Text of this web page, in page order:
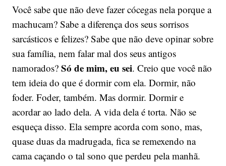
Você sabe que não deve fazer cócegas nela porque a
machucam? Sabe a diferença dos seus sorrisos
sarcásticos e felizes? Sabe que não deve opinar sobre
sua família, nem falar mal dos seus antigos
namorados? Só de mim, eu sei. Creio que você não
tem ideia do que é dormir com ela. Dormir, não
foder. Foder, também. Mas dormir. Dormir e
acordar ao lado dela. A vida dela é torta. Não se
esqueça disso. Ela sempre acorda com sono, mas,
quase duas da madrugada, fica se remexendo na
cama caçando o tal sono que perdeu pela manhã.